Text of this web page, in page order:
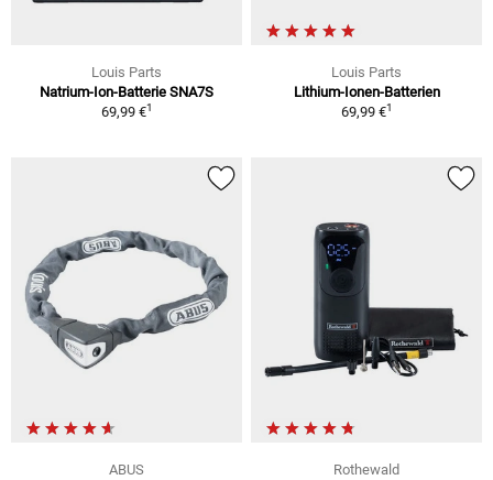
Louis Parts
Natrium-Ion-Batterie SNA7S
69,99 €1
Louis Parts
Lithium-Ionen-Batterien
69,99 €1
ABUS Rothewald